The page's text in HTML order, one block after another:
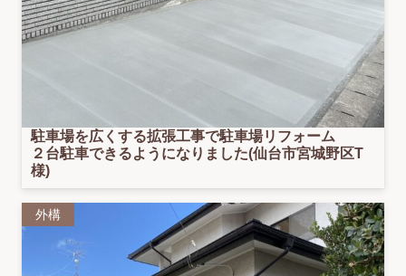
駐車場を広くする拡張工事で駐車場リフォーム
２台駐車できるようになりました(仙台市宮城野区T
様)
外構